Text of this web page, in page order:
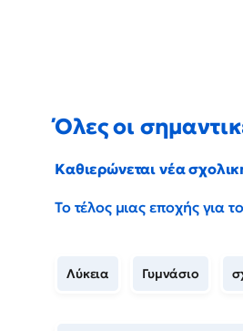
Όλες οι
Καθιερώνεται νέα
Το τέλος μιας εποχής για
Λύκεια Γυμνάσιο